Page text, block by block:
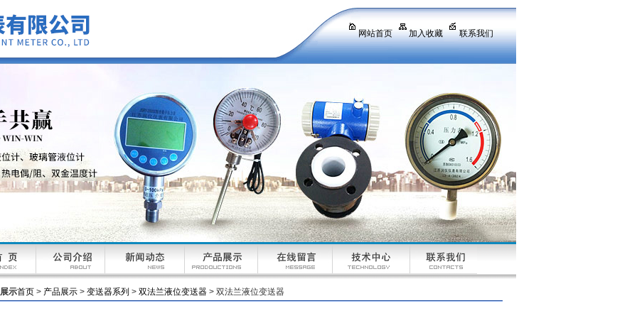
网站首页 加入收藏 联系我们
示首页 > 产品展示 > 变送器系列 > 双法兰液位变送器 > 双法兰液位变送器